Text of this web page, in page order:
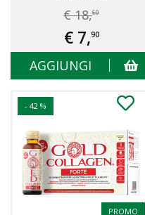
€ 18,60
€ 7,90
AGGIUNGI
- 42 %
PROMO